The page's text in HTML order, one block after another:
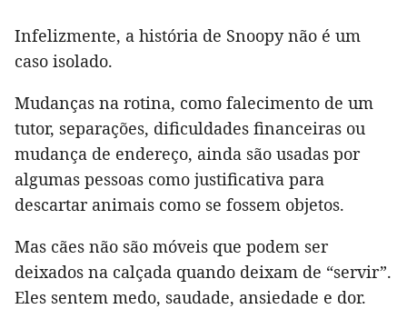
Infelizmente, a história de Snoopy não é um
caso isolado.
Mudanças na rotina, como falecimento de um
tutor, separações, dificuldades financeiras ou
mudança de endereço, ainda são usadas por
algumas pessoas como justificativa para
descartar animais como se fossem objetos.
Mas cães não são móveis que podem ser
deixados na calçada quando deixam de “servir”.
Eles sentem medo, saudade, ansiedade e dor.